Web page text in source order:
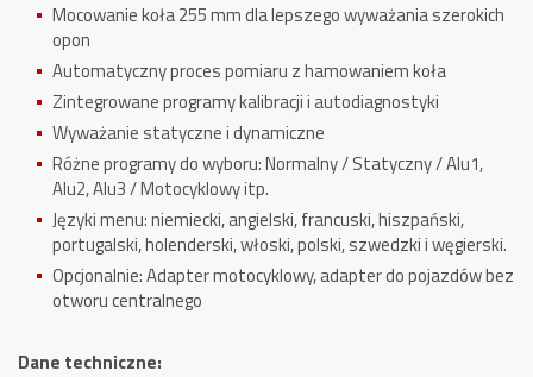
Mocowanie koła 255 mm dla lepszego wyważania szerokich
opon
Automatyczny proces pomiaru z hamowaniem koła
Zintegrowane programy kalibracji i autodiagnostyki
Wyważanie statyczne i dynamiczne
Różne programy do wyboru: Normalny / Statyczny / Alu1,
Alu2, Alu3 / Motocyklowy itp.
Języki menu: niemiecki, angielski, francuski, hiszpański,
portugalski, holenderski, włoski, polski, szwedzki i węgierski.
Opcjonalnie: Adapter motocyklowy, adapter do pojazdów bez
otworu centralnego
Dane techniczne: